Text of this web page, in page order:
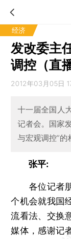
经济
发改委主
调控（直
2012年03月05日
十一届全国人
记者会。国家
与宏观调控”的
张平:
各位记者朋
个机会就我国
流看法、交换
媒体，感谢记